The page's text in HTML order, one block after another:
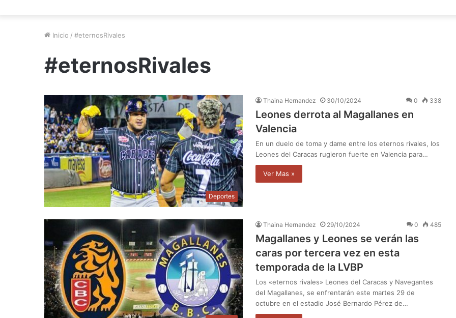
Inicio / #eternosRivales
#eternosRivales
Deportes
Thaina Hernandez 30/10/2024 0 338
Leones derrota al Magallanes en
Valencia
En un duelo de toma y dame entre los eternos rivales, los
Leones del Caracas rugieron fuerte en Valencia para…
Ver Mas »
Thaina Hernandez 29/10/2024 0 485
Magallanes y Leones se verán las
caras por tercera vez en esta
temporada de la LVBP
Los «eternos rivales» Leones del Caracas y Navegantes
del Magallanes, se enfrentarán este martes 29 de
octubre en el estadio José Bernardo Pérez de…